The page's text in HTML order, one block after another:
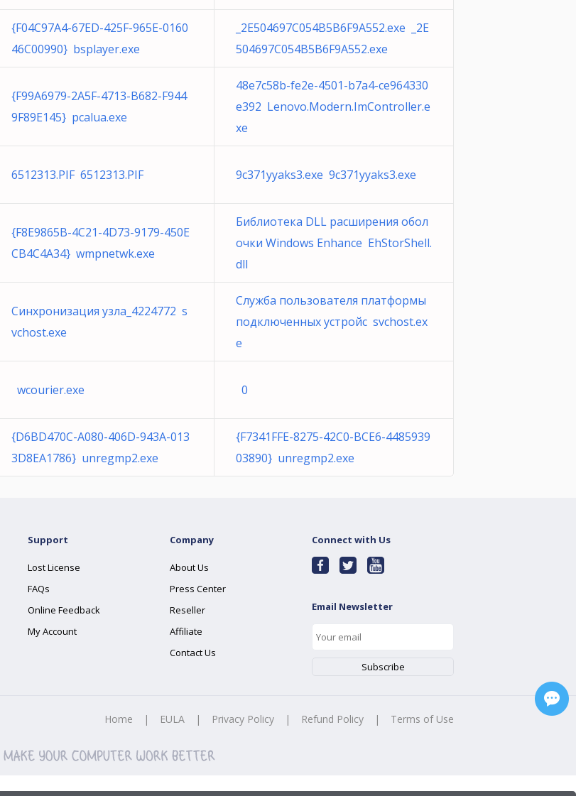
{F04C97A4-67ED-425F-965E-0160
46C00990} bsplayer.exe
_2E504697C054B5B6F9A552.exe _2E
504697C054B5B6F9A552.exe
{F99A6979-2A5F-4713-B682-F944
9F89E145} pcalua.exe
48e7c58b-fe2e-4501-b7a4-ce964330
e392 Lenovo.Modern.ImController.e
xe
6512313.PIF 6512313.PIF 9c371yyaks3.exe 9c371yyaks3.exe
{F8E9865B-4C21-4D73-9179-450E
CB4C4A34} wmpnetwk.exe
Библиотека DLL расширения обол
очки Windows Enhance EhStorShell.
dll
Синхронизация узла_4224772 s
vchost.exe
Служба пользователя платформы
подключенных устройс svchost.ex
e
wcourier.exe 0
{D6BD470C-A080-406D-943A-013
3D8EA1786} unregmp2.exe
{F7341FFE-8275-42C0-BCE6-4485939
03890} unregmp2.exe
Support
Lost License
FAQs
Online Feedback
My Account
Company
About Us
Press Center
Reseller
Affiliate
Contact Us
Connect with Us
Email Newsletter
Home | EULA | Privacy Policy | Refund Policy | Terms of Use